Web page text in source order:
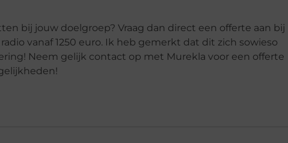
bij jouw doelgroep? Vraag dan direct een offerte aan bij
vanaf 1250 euro. Ik heb gemerkt dat dit zich sowieso
Neem gelijk contact op met Murekla voor een offerte